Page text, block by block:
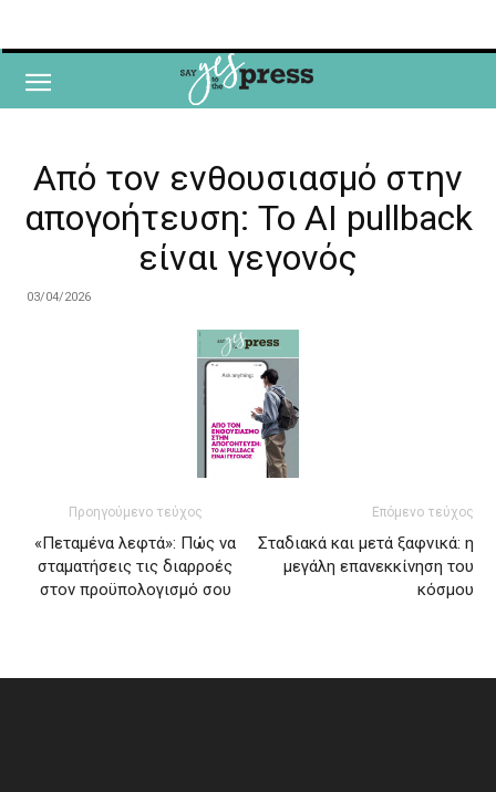
Από τον ενθουσιασμό στην
απογοήτευση: Το AI pullback
είναι γεγονός
03/04/2026
Προηγούμενο τεύχος
«Πεταμένα λεφτά»: Πώς να
σταματήσεις τις διαρροές
στον προϋπολογισμό σου
Επόμενο τεύχος
Σταδιακά και μετά ξαφνικά: η
μεγάλη επανεκκίνηση του
κόσμου